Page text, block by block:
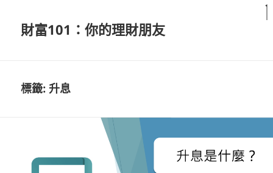
財富101：你的理財朋友
標籤: 升息